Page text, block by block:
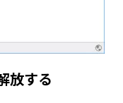
放する